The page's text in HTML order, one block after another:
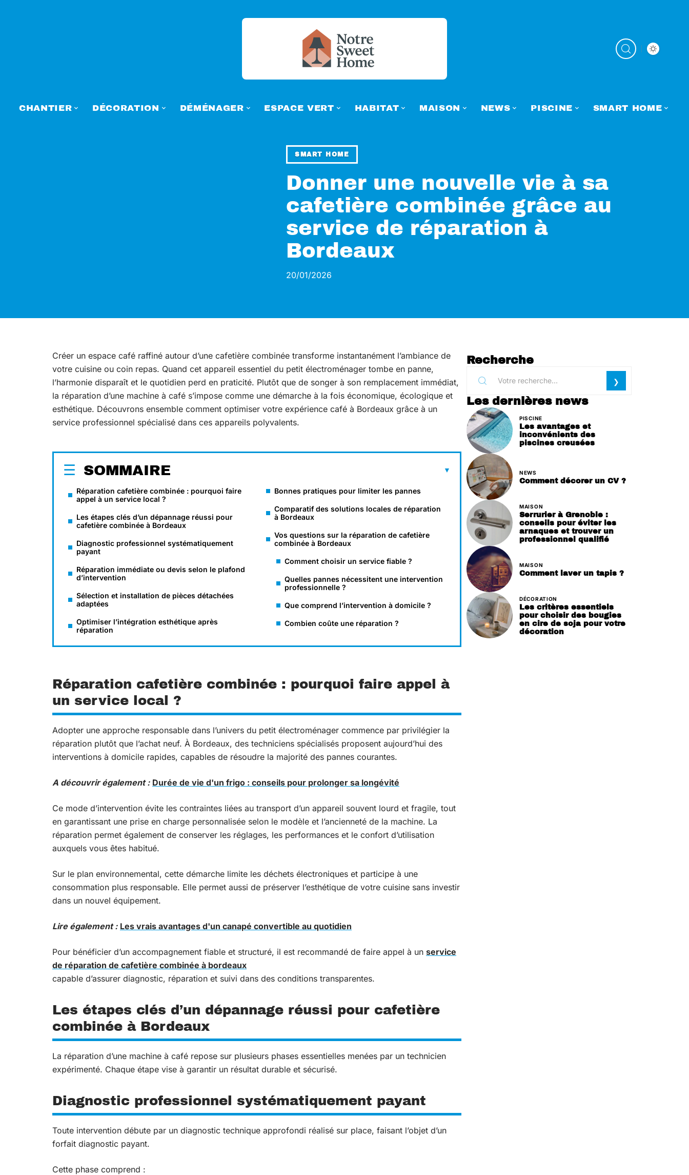
CHANTIER DÉCORATION DÉMÉNAGER ESPACE VERT HABITAT MAISON NEWS PISCINE SMART HOME
SMART HOME
Donner une nouvelle vie à sa
cafetière combinée grâce au
service de réparation à
Bordeaux
20/01/2026
Créer un espace café raffiné autour d’une cafetière combinée transforme instantanément l’ambiance de
votre cuisine ou coin repas. Quand cet appareil essentiel du petit électroménager tombe en panne,
l’harmonie disparaît et le quotidien perd en praticité. Plutôt que de songer à son remplacement immédiat,
la réparation d’une machine à café s’impose comme une démarche à la fois économique, écologique et
esthétique. Découvrons ensemble comment optimiser votre expérience café à Bordeaux grâce à un
service professionnel spécialisé dans ces appareils polyvalents.
SOMMAIRE
Réparation cafetière combinée : pourquoi faire
appel à un service local ?
Les étapes clés d’un dépannage réussi pour
cafetière combinée à Bordeaux
Diagnostic professionnel systématiquement
payant
Réparation immédiate ou devis selon le plafond
d’intervention
Sélection et installation de pièces détachées
adaptées
Optimiser l’intégration esthétique après
réparation
Bonnes pratiques pour limiter les pannes
Comparatif des solutions locales de réparation
à Bordeaux
Vos questions sur la réparation de cafetière
combinée à Bordeaux
Comment choisir un service fiable ?
Quelles pannes nécessitent une intervention
professionnelle ?
Que comprend l’intervention à domicile ?
Combien coûte une réparation ?
Réparation cafetière combinée : pourquoi faire appel à
un service local ?
Adopter une approche responsable dans l’univers du petit électroménager commence par privilégier la
réparation plutôt que l’achat neuf. À Bordeaux, des techniciens spécialisés proposent aujourd’hui des
interventions à domicile rapides, capables de résoudre la majorité des pannes courantes.
A découvrir également : Durée de vie d'un frigo : conseils pour prolonger sa longévité
Ce mode d’intervention évite les contraintes liées au transport d’un appareil souvent lourd et fragile, tout
en garantissant une prise en charge personnalisée selon le modèle et l’ancienneté de la machine. La
réparation permet également de conserver les réglages, les performances et le confort d’utilisation
auxquels vous êtes habitué.
Sur le plan environnemental, cette démarche limite les déchets électroniques et participe à une
consommation plus responsable. Elle permet aussi de préserver l’esthétique de votre cuisine sans investir
dans un nouvel équipement.
Lire également : Les vrais avantages d'un canapé convertible au quotidien
Pour bénéficier d’un accompagnement fiable et structuré, il est recommandé de faire appel à un service
de réparation de cafetière combinée à bordeaux
capable d’assurer diagnostic, réparation et suivi dans des conditions transparentes.
Les étapes clés d’un dépannage réussi pour cafetière
combinée à Bordeaux
La réparation d’une machine à café repose sur plusieurs phases essentielles menées par un technicien
expérimenté. Chaque étape vise à garantir un résultat durable et sécurisé.
Diagnostic professionnel systématiquement payant
Toute intervention débute par un diagnostic technique approfondi réalisé sur place, faisant l’objet d’un
forfait diagnostic payant.
Cette phase comprend :
Recherche
Les dernières news
PISCINE
Les avantages et
inconvénients des
piscines creusées
NEWS
Comment décorer un CV ?
MAISON
Serrurier à Grenoble :
conseils pour éviter les
arnaques et trouver un
professionnel qualifié
MAISON
Comment laver un tapis ?
DÉCORATION
Les critères essentiels
pour choisir des bougies
en cire de soja pour votre
décoration